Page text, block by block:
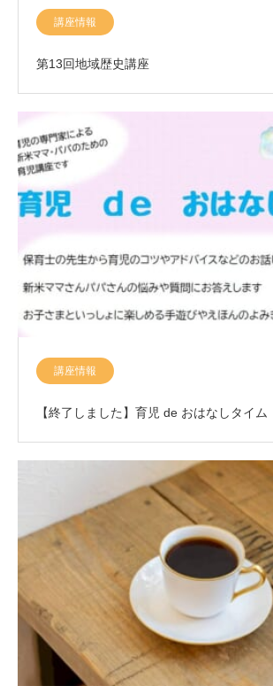
講座情報
第13回地域歴史講座
講座情報
【終了しました】育児 de おはなしタイム